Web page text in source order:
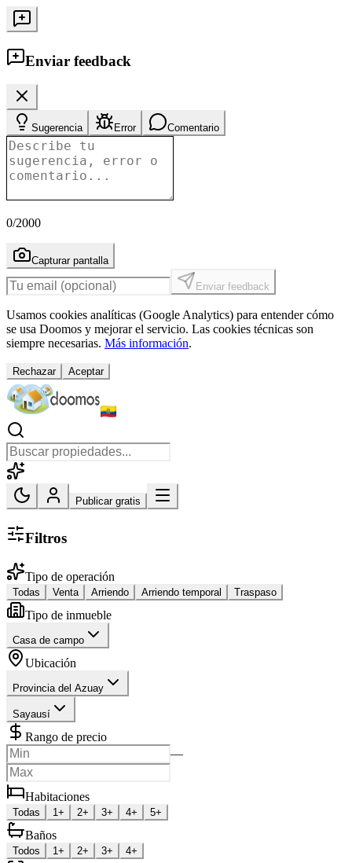
Enviar feedback
Sugerencia Error Comentario
0/2000
Capturar pantalla
Enviar feedback
Usamos cookies analíticas (Google Analytics) para entender cómo
se usa Doomos y mejorar el servicio. Las cookies técnicas son
siempre necesarias. Más información.
Rechazar Aceptar
Publicar gratis
Filtros
Tipo de operación
Todas Venta Arriendo Arriendo temporal Traspaso
Tipo de inmueble
Casa de campo
Ubicación
Provincia del Azuay
Sayausí
Rango de precio
—
Habitaciones
Todas 1+ 2+ 3+ 4+ 5+
Baños
Todos 1+ 2+ 3+ 4+